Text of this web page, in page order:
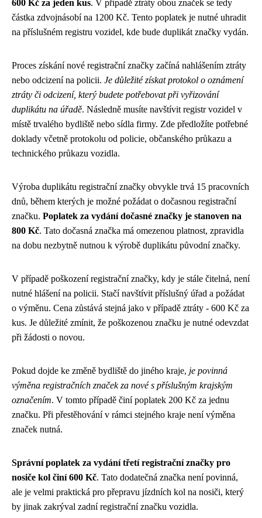
600 Kč za jeden kus. V případě ztráty obou značek se tedy
částka zdvojnásobí na 1200 Kč. Tento poplatek je nutné uhradit
na příslušném registru vozidel, kde bude duplikát značky vydán.
Proces získání nové registrační značky začíná nahlášením ztráty
nebo odcizení na policii. Je důležité získat protokol o oznámení
ztráty či odcizení, který budete potřebovat při vyřizování
duplikátu na úřadě. Následně musíte navštívit registr vozidel v
místě trvalého bydliště nebo sídla firmy. Zde předložíte potřebné
doklady včetně protokolu od policie, občanského průkazu a
technického průkazu vozidla.
Výroba duplikátu registrační značky obvykle trvá 15 pracovních
dnů, během kterých je možné požádat o dočasnou registrační
značku. Poplatek za vydání dočasné značky je stanoven na
800 Kč. Tato dočasná značka má omezenou platnost, zpravidla
na dobu nezbytně nutnou k výrobě duplikátu původní značky.
V případě poškození registrační značky, kdy je stále čitelná, není
nutné hlášení na policii. Stačí navštívit příslušný úřad a požádat
o výměnu. Cena zůstává stejná jako v případě ztráty - 600 Kč za
kus. Je důležité zmínit, že poškozenou značku je nutné odevzdat
při žádosti o novou.
Pokud dojde ke změně bydliště do jiného kraje, je povinná
výměna registračních značek za nové s příslušným krajským
označením. V tomto případě činí poplatek 200 Kč za jednu
značku. Při přestěhování v rámci stejného kraje není výměna
značek nutná.
Správní poplatek za vydání třetí registrační značky pro
nosiče kol činí 600 Kč. Tato dodatečná značka není povinná,
ale je velmi praktická pro přepravu jízdních kol na nosiči, který
by jinak zakrýval zadní registrační značku vozidla.